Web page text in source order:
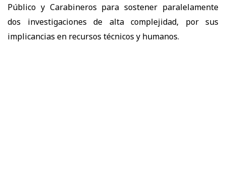
Público y Carabineros para sostener paralelamente
dos investigaciones de alta complejidad, por sus
implicancias en recursos técnicos y humanos.